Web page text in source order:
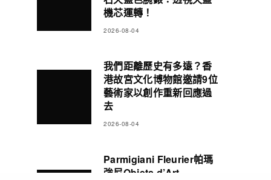
機芯運轉！
2026-08-04
我們距離歷史有多遠？香
港故宮文化博物館邀請9位
藝術家以創作重新回應過
去
2026-08-04
Parmigiani Fleurier帕瑪
強尼Objets d’Art